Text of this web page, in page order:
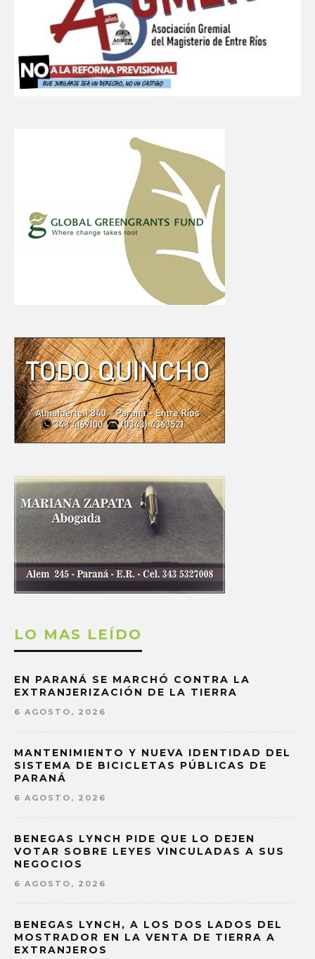
LO MAS LEÍDO
EN PARANÁ SE MARCHÓ CONTRA LA
EXTRANJERIZACIÓN DE LA TIERRA
6 AGOSTO, 2026
MANTENIMIENTO Y NUEVA IDENTIDAD DEL
SISTEMA DE BICICLETAS PÚBLICAS DE
PARANÁ
6 AGOSTO, 2026
BENEGAS LYNCH PIDE QUE LO DEJEN
VOTAR SOBRE LEYES VINCULADAS A SUS
NEGOCIOS
6 AGOSTO, 2026
BENEGAS LYNCH, A LOS DOS LADOS DEL
MOSTRADOR EN LA VENTA DE TIERRA A
EXTRANJEROS